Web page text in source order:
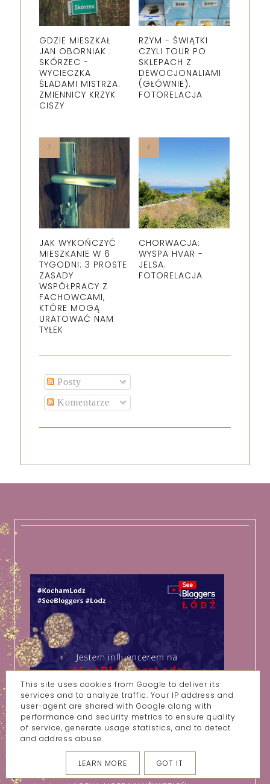
GDZIE MIESZKAŁ
JAN OBORNIAK :
SKÓRZEC -
WYCIECZKA
ŚLADAMI MISTRZA.
ZMIENNICY KRZYK
CISZY
RZYM - ŚWIĄTKI
CZYLI TOUR PO
SKLEPACH Z
DEWOCJONALIAMI
(GŁÓWNIE).
FOTORELACJA
JAK WYKOŃCZYĆ
MIESZKANIE W 6
TYGODNI: 3 PROSTE
ZASADY
WSPÓŁPRACY Z
FACHOWCAMI,
KTÓRE MOGĄ
URATOWAĆ NAM
TYŁEK
CHORWACJA:
WYSPA HVAR -
JELSA.
FOTORELACJA
Posty
Komentarze
This site uses cookies from Google to deliver its
services and to analyze traffic. Your IP address and
user-agent are shared with Google along with
performance and security metrics to ensure quality
of service, generate usage statistics, and to detect
and address abuse.
LEARN MORE GOT IT